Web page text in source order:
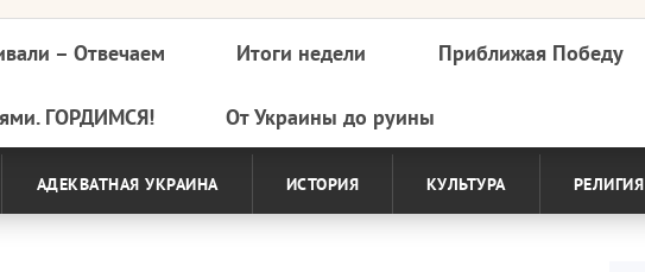
– Отвечаем Итоги недели Приближая Победу
ГОРДИМСЯ! От Украины до руины
АДЕКВАТНАЯ УКРАИНА ИСТОРИЯ КУЛЬТУРА РЕЛИГИЯ